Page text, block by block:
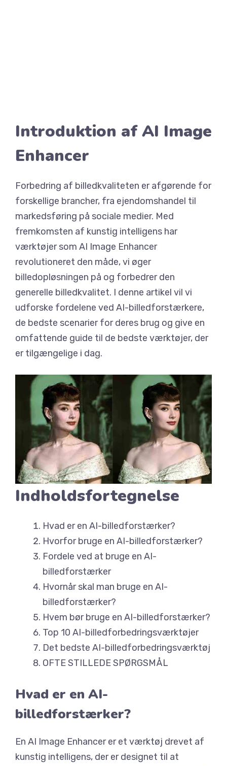
Introduktion af AI Image
Enhancer
Forbedring af billedkvaliteten er afgørende for
forskellige brancher, fra ejendomshandel til
markedsføring på sociale medier. Med
fremkomsten af kunstig intelligens har
værktøjer som AI Image Enhancer
revolutioneret den måde, vi øger
billedopløsningen på og forbedrer den
generelle billedkvalitet. I denne artikel vil vi
udforske fordelene ved AI-billedforstærkere,
de bedste scenarier for deres brug og give en
omfattende guide til de bedste værktøjer, der
er tilgængelige i dag.
Indholdsfortegnelse
Hvad er en AI-billedforstærker?
Hvorfor bruge en AI-billedforstærker?
Fordele ved at bruge en AI-
billedforstærker
Hvornår skal man bruge en AI-
billedforstærker?
Hvem bør bruge en AI-billedforstærker?
Top 10 AI-billedforbedringsværktøjer
Det bedste AI-billedforbedringsværktøj
OFTE STILLEDE SPØRGSMÅL
Hvad er en AI-
billedforstærker?
En AI Image Enhancer er et værktøj drevet af
kunstig intelligens, der er designet til at